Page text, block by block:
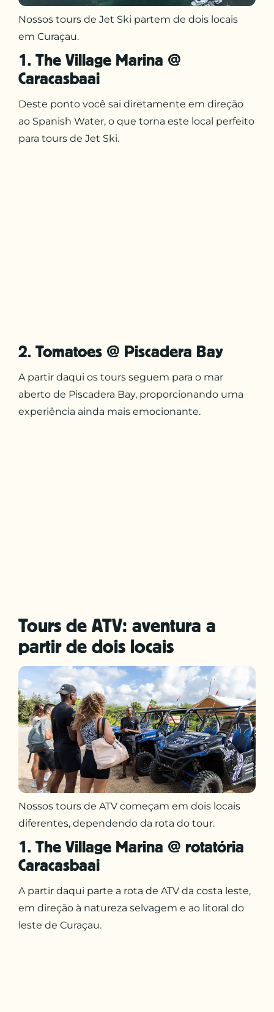
Nossos tours de Jet Ski partem de dois locais
em Curaçau.
1. The Village Marina @
Caracasbaai
Deste ponto você sai diretamente em direção
ao Spanish Water, o que torna este local perfeito
para tours de Jet Ski.
2. Tomatoes @ Piscadera Bay
A partir daqui os tours seguem para o mar
aberto de Piscadera Bay, proporcionando uma
experiência ainda mais emocionante.
Tours de ATV: aventura a
partir de dois locais
Nossos tours de ATV começam em dois locais
diferentes, dependendo da rota do tour.
1. The Village Marina @ rotatória
Caracasbaai
A partir daqui parte a rota de ATV da costa leste,
em direção à natureza selvagem e ao litoral do
leste de Curaçau.